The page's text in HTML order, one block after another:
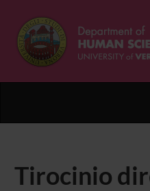
Tirocinio